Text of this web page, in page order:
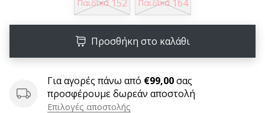
πρεσβευτής
χάντμπολ
Είσαι
Παιδικά 152 Παιδικά 164
Προσθήκη στο καλάθι
Για αγορές πάνω από €99,00σας
προσφέρουμε δωρεάν αποστολή
Επιλογές αποστολής